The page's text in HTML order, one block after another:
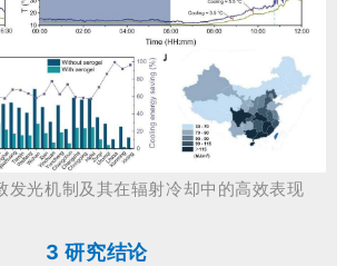
发光机制及其在辐射冷却中的高效表现
3 研究结论